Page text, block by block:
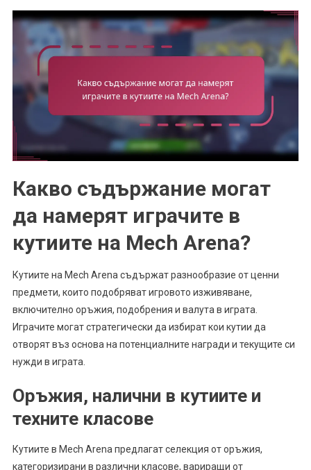
Какво съдържание могат
да намерят играчите в
кутиите на Mech Arena?
Кутиите на Mech Arena съдържат разнообразие от ценни
предмети, които подобряват игровото изживяване,
включително оръжия, подобрения и валута в играта.
Играчите могат стратегически да избират кои кутии да
отворят въз основа на потенциалните награди и текущите си
нужди в играта.
Оръжия, налични в кутиите и
техните класове
Кутиите в Mech Arena предлагат селекция от оръжия,
категоризирани в различни класове, вариращи от